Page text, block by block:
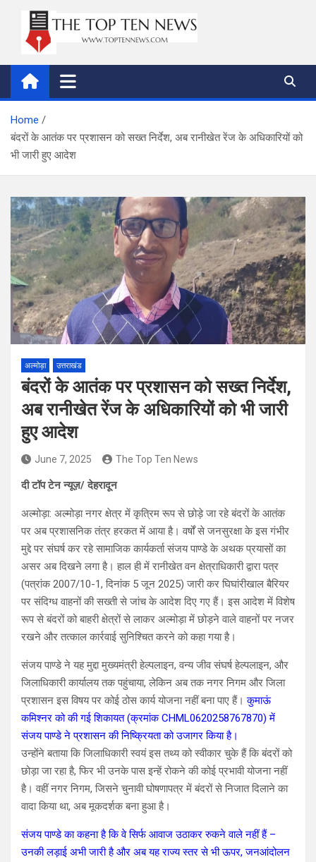
content
thetoptennews.com
Home
बंदरों के आतंक पर प्रशासन को सख्त निर्देश, अब रानीखेत रेंज के अधिकारियों को
भी जारी हुए आदेश
अल्मोड़ा उत्तराखंड
बंदरों के आतंक पर प्रशासन को सख्त निर्देश,
अब रानीखेत रेंज के अधिकारियों को भी जारी
हुए आदेश
June 7, 2025 The Top Ten News
दी टॉप टेन न्यूज़/ देहरादून
अल्मोड़ा: अल्मोड़ा नगर क्षेत्र में कृत्रिम रूप से छोड़े जा रहे बंदरों के आतंक
पर अब प्रशासनिक तंत्र हरकत में आया है। वर्षों से जनसुरक्षा के इस गंभीर
मुद्दे पर संघर्ष कर रहे सामाजिक कार्यकर्ता संजय पाण्डे के अथक प्रयासों का
असर अब दिखने लगा है। हाल ही में रानीखेत वन क्षेत्राधिकारी द्वारा पत्र
(पत्रांक 2007/10-1, दिनांक 5 जून 2025) जारी कर घिघांरीखाल बैरियर
पर संदिग्ध वाहनों की सख्ती से जांच के आदेश दिए गए हैं। इस आदेश में विशेष
रूप से बंदरों को बाहरी क्षेत्रों से लाकर अल्मोड़ा में छोड़ने वाले वाहनों पर नजर
रखने और तत्काल कार्रवाई सुनिश्चित करने को कहा गया है।
संजय पाण्डे ने यह मुद्दा मुख्यमंत्री हेल्पलाइन, वन्य जीव संघर्ष हेल्पलाइन, और
जिलाधिकारी कार्यालय तक पहुंचाया, लेकिन अब तक नगर निगम और जिला
प्रशासन इस विषय पर कोई ठोस कार्य योजना नहीं बना पाए हैं।कुमाऊं
कमिश्नर को की गई शिकायत (क्रमांक CHML0620258767870) में
संजय पाण्डे ने प्रशासन की निष्क्रियता को उजागर किया है।
उन्होंने बताया कि जिलाधिकारी स्वयं इस तथ्य को स्वीकार चुके हैं कि बंदरों को
छोड़ा जा रहा है, फिर भी उनके पास इन्हें रोकने की कोई प्रभावी योजना नहीं
है। वहीं नगर निगम, जिसने चुनावी घोषणापत्र में बंदरों से निजात दिलाने का
वादा किया था, अब मूकदर्शक बना हुआ है।
संजय पाण्डे का कहना है कि वे सिर्फ आवाज उठाकर रुकने वाले नहीं हैं –
उनकी लड़ाई अभी जारी है और अब यह राज्य स्तर से भी ऊपर, जनआंदोलन